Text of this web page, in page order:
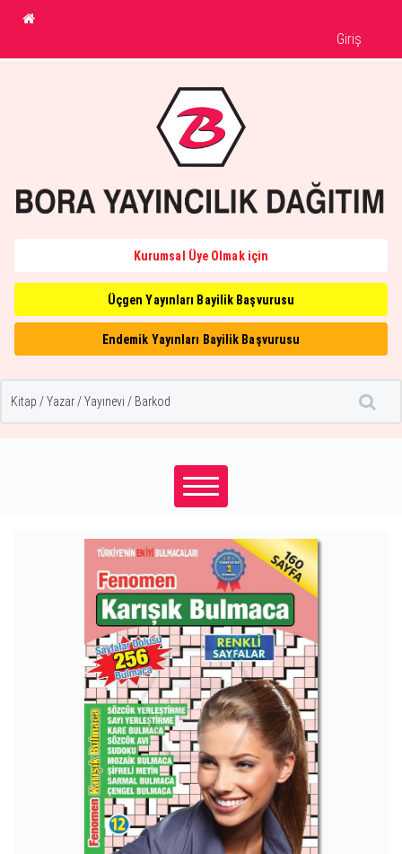
Giriş
Kurumsal Üye Olmak için
Üçgen Yayınları Bayilik Başvurusu
Endemik Yayınları Bayilik Başvurusu